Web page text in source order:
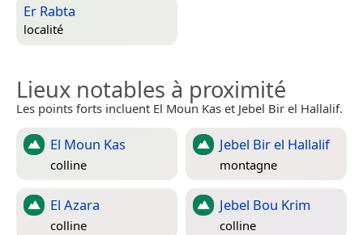
Er Rabta
localité
Lieux notables à proximité
Les points forts incluent El Moun Kas et Jebel Bir el Hallalif.
El Moun Kas
colline
Jebel Bir el Hallalif
montagne
El Azara
colline
Jebel Bou Krim
colline